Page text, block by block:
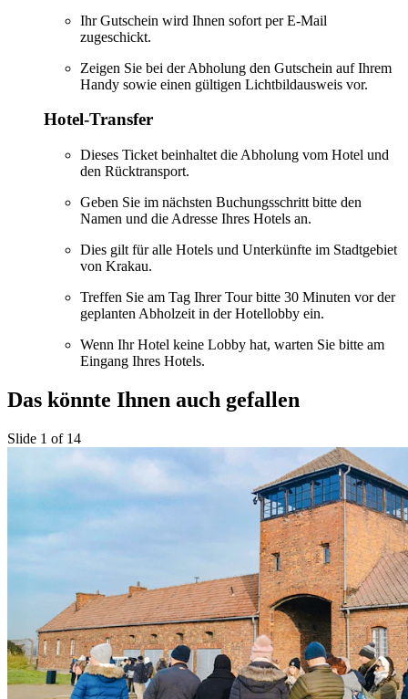
Ihr Gutschein wird Ihnen sofort per E-Mail
zugeschickt.
Zeigen Sie bei der Abholung den Gutschein auf Ihrem
Handy sowie einen gültigen Lichtbildausweis vor.
Hotel-Transfer
Dieses Ticket beinhaltet die Abholung vom Hotel und
den Rücktransport.
Geben Sie im nächsten Buchungsschritt bitte den
Namen und die Adresse Ihres Hotels an.
Dies gilt für alle Hotels und Unterkünfte im Stadtgebiet
von Krakau.
Treffen Sie am Tag Ihrer Tour bitte 30 Minuten vor der
geplanten Abholzeit in der Hotellobby ein.
Wenn Ihr Hotel keine Lobby hat, warten Sie bitte am
Eingang Ihres Hotels.
Das könnte Ihnen auch gefallen
Slide 1 of 14